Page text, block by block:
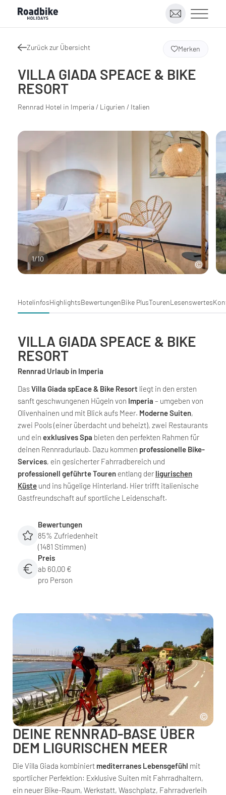
Zurück zur Übersicht
VILLA GIADA SPEACE & BIKE
RESORT
Rennrad Hotel in Imperia / Ligurien / Italien
Merken
1/10
HotelinfosHighlightsBewertungenBike PlusTourenLesenswertes
VILLA GIADA SPEACE & BIKE
RESORT
Rennrad Urlaub in Imperia
DasVilla Giada spEace & Bike Resort liegt in den ersten
sanft geschwungenen Hügeln von Imperia – umgeben von
Olivenhainen und mit Blick aufs Meer. Moderne Suiten,
zwei Pools (einer überdacht und beheizt), zwei Restaurants
und ein exklusives Spa bieten den perfekten Rahmen für
deinen Rennradurlaub. Dazu kommen professionelle Bike-
Services, ein gesicherter Fahrradbereich und
professionell geführte Touren entlang der ligurischen
Küste und ins hügelige Hinterland. Hier trifft italienische
Gastfreundschaft auf sportliche Leidenschaft.
Bewertungen
85% Zufriedenheit
(1481 Stimmen)
Preis
ab 60,00 €
pro Person
DEINE RENNRAD-BASE ÜBER
DEM LIGURISCHEN MEER
Die Villa Giada kombiniert mediterranes Lebensgefühl mit
sportlicher Perfektion: Exklusive Suiten mit Fahrradhaltern,
ein neuer Bike-Raum, Werkstatt, Waschplatz, Fahrradverleih